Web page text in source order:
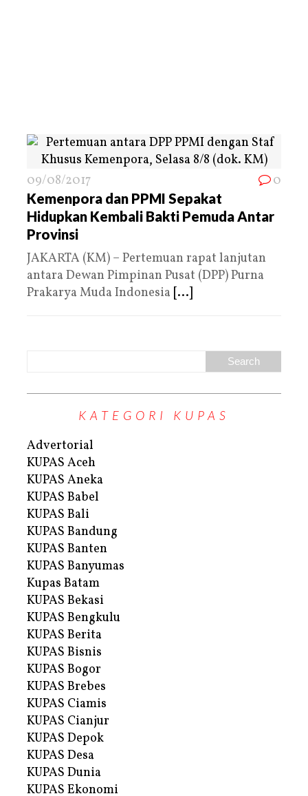
09/08/2017 0
Kemenpora dan PPMI Sepakat
Hidupkan Kembali Bakti Pemuda Antar
Provinsi
JAKARTA (KM) – Pertemuan rapat lanjutan
antara Dewan Pimpinan Pusat (DPP) Purna
Prakarya Muda Indonesia [...]
KATEGORI KUPAS
Advertorial
KUPAS Aceh
KUPAS Aneka
KUPAS Babel
KUPAS Bali
KUPAS Bandung
KUPAS Banten
KUPAS Banyumas
Kupas Batam
KUPAS Bekasi
KUPAS Bengkulu
KUPAS Berita
KUPAS Bisnis
KUPAS Bogor
KUPAS Brebes
KUPAS Ciamis
KUPAS Cianjur
KUPAS Depok
KUPAS Desa
KUPAS Dunia
KUPAS Ekonomi